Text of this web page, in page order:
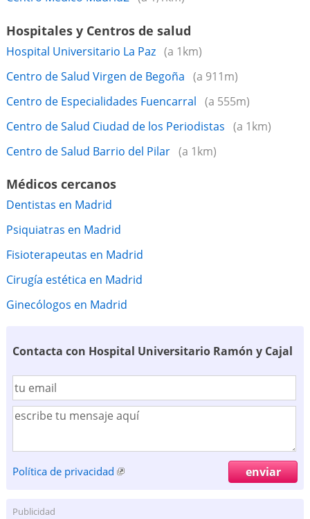
Hospitales y Centros de salud
Hospital Universitario La Paz (a 1km)
Centro de Salud Virgen de Begoña (a 911m)
Centro de Especialidades Fuencarral (a 555m)
Centro de Salud Ciudad de los Periodistas (a 1km)
Centro de Salud Barrio del Pilar (a 1km)
Médicos cercanos
Dentistas en Madrid
Psiquiatras en Madrid
Fisioterapeutas en Madrid
Cirugía estética en Madrid
Ginecólogos en Madrid
Contacta con Hospital Universitario Ramón y Cajal
Política de privacidad
Publicidad